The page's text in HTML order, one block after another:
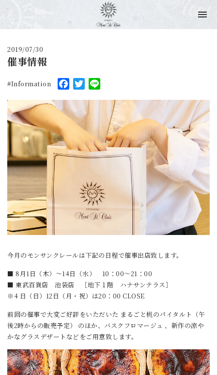
2019/07/30
催事情報
Information Facebook
Twitter
今月のモンサンクレールは下記の日程で催事出店致します。
■ 8月1日（木）～14日（水） 10：00～21：00
■ 東武百貨店 池袋店 ［地下１階 ハナサンテラス］
※4 日（日）12日（月・祝）は20：00 CLOSE
前回の催事で大変ご好評をいただいた まるごと桃のパイタルト（午
後2時からの販売予定） のほか、バスクフロマージュ 、新作の涼や
かなグラスデザートなどをご用意致します。